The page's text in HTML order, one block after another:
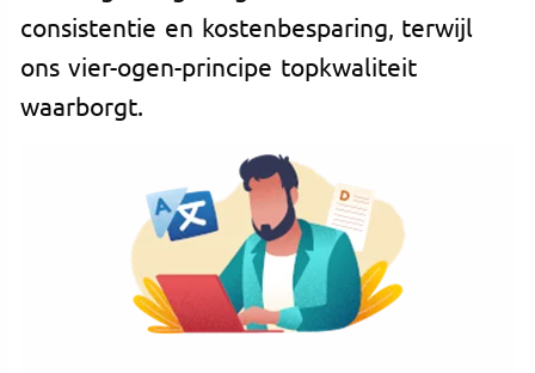
consistentie en kostenbesparing, terwijl
ons vier-ogen-principe topkwaliteit
waarborgt.